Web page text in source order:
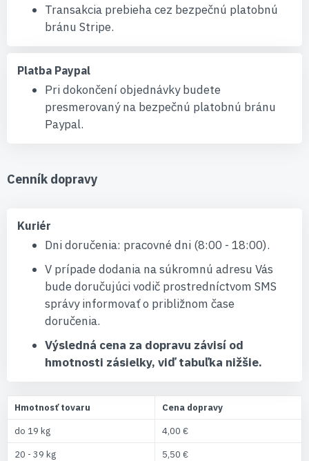
Transakcia prebieha cez bezpečnú platobnú
bránu Stripe.
Platba Paypal
Pri dokončení objednávky budete
presmerovaný na bezpečnú platobnú bránu
Paypal.
Cenník dopravy
Kuriér
Dni doručenia: pracovné dni (8:00 - 18:00).
V prípade dodania na súkromnú adresu Vás
bude doručujúci vodič prostredníctvom SMS
správy informovať o približnom čase
doručenia.
Výsledná cena za dopravu závisí od
hmotnosti zásielky, viď tabuľka nižšie.
Hmotnosť tovaru
Cena dopravy
do 19 kg
4,00 €
20 - 39 kg
5,50 €